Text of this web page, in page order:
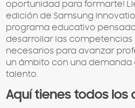
oportunidad para formarte!
edición de Samsung
programa educativo
desarrollar las competencias
necesarios para avanzar
un ámbito con una demanda
talento.
Aquí tienes todos los